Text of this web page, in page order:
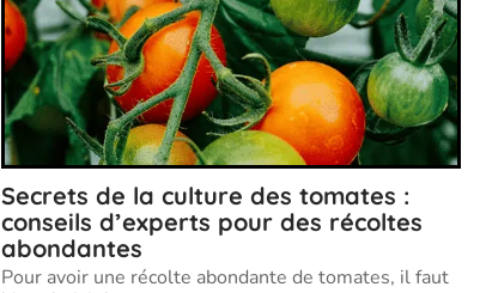
Secrets de la culture des tomates :
conseils d’experts pour des récoltes
abondantes
Pour avoir une récolte abondante de tomates, il faut